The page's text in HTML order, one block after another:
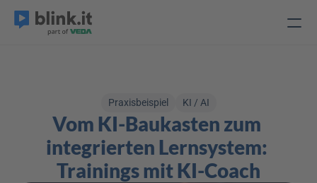
Praxisbeispiel KI / AI
Vom KI-Baukasten zum
integrierten Lernsystem:
Trainings mit KI-Coach